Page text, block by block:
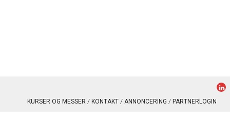
KURSER OG MESSER KONTAKT ANNONCERING PARTNERLOGIN